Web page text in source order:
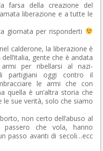
farsa della creazione del
liberazione e a tutte le
giornata per risponderti
calderone, la liberazione è
gente che è andata
per ribellarsi al nazi-
partigiani oggi contro il
le armi che con
quella è un’altra storia che
sue verità, solo che siamo
non certo dell’abuso al
che vola, hanno
passo avanti di secoli…ecc